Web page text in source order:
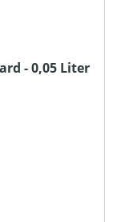
- 0,05 Liter